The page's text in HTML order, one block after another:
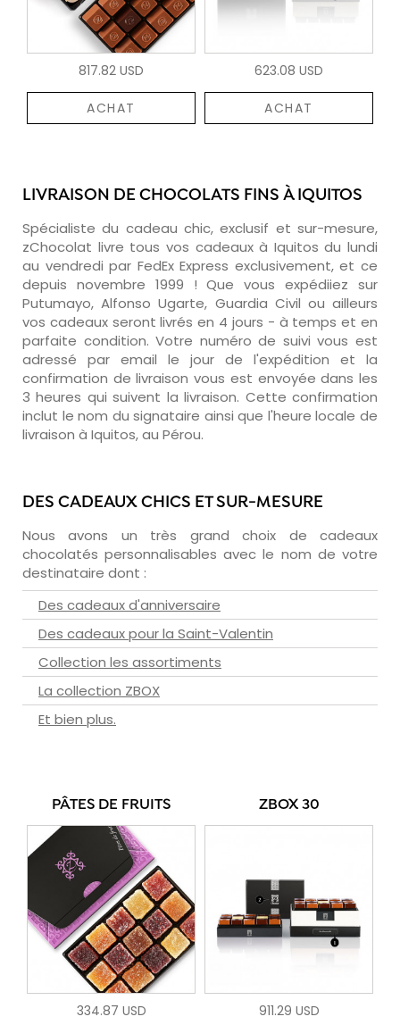
817.82 USD
ACHAT
623.08 USD
ACHAT
LIVRAISON DE CHOCOLATS FINS À IQUITOS
Spécialiste du cadeau chic, exclusif et sur-mesure,
zChocolat livre tous vos cadeaux à Iquitos du lundi
au vendredi par FedEx Express exclusivement, et ce
depuis novembre 1999 ! Que vous expédiiez sur
Putumayo, Alfonso Ugarte, Guardia Civil ou ailleurs
vos cadeaux seront livrés en 4 jours - à temps et en
parfaite condition. Votre numéro de suivi vous est
adressé par email le jour de l'expédition et la
confirmation de livraison vous est envoyée dans les
3 heures qui suivent la livraison. Cette confirmation
inclut le nom du signataire ainsi que l'heure locale de
livraison à Iquitos, au Pérou.
DES CADEAUX CHICS ET SUR-MESURE
Nous avons un très grand choix de cadeaux
chocolatés personnalisables avec le nom de votre
destinataire dont :
Des cadeaux d'anniversaire
Des cadeaux pour la Saint-Valentin
Collection les assortiments
La collection ZBOX
Et bien plus.
PÂTES DE FRUITS
334.87 USD
ZBOX 30
911.29 USD